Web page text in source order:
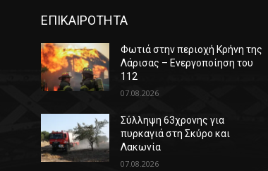
ΕΠΙΚΑΙΡΟΤΗΤΑ
Φωτιά στην περιοχή Κρήνη της
Λάρισας – Ενεργοποίηση του
112
07.08.2026
Σύλληψη 63χρονης για
πυρκαγιά στη Σκύρο και
Λακωνία
07.08.2026